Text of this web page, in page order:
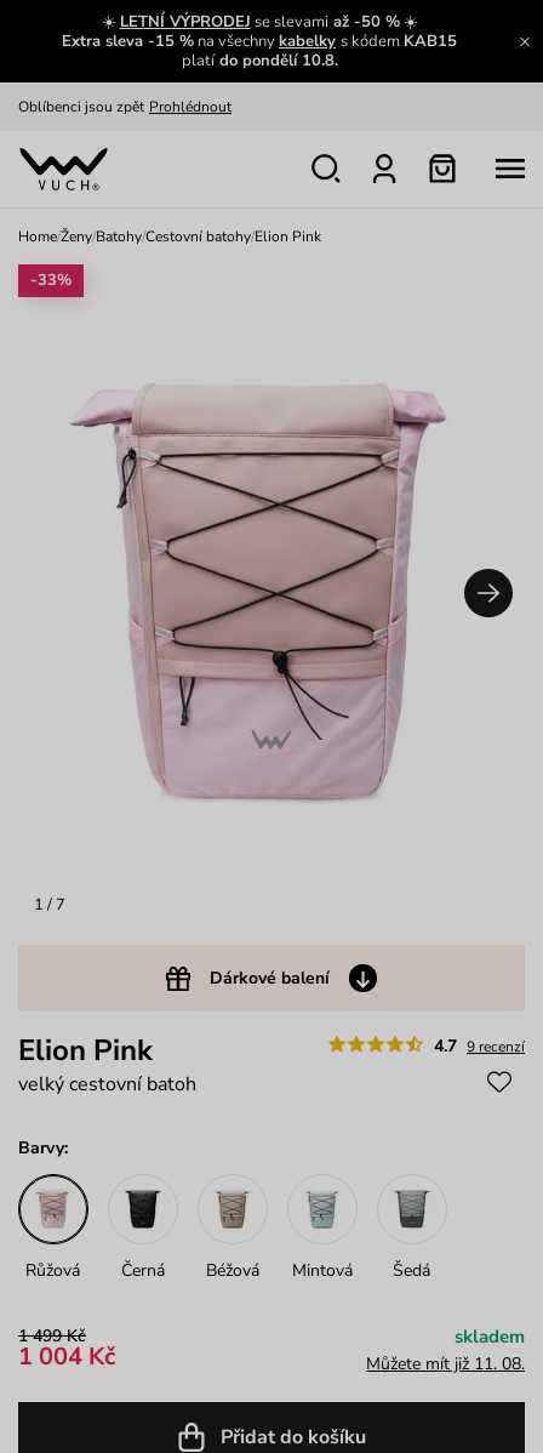
☀️ LETNÍ VÝPRODEJ se slevamiaž -50 %☀️
Extra sleva -15 % na všechnykabelky s kódem KAB15
platído pondělí 10.8.
Zajímavosti ze světa Vuch:
Zobrazit
Oblíbenci jsou zpět Prohlédnout
Nech se inspirovat
Home/Ženy/Batohy/Cestovní batohy/Elion Pink
1 / 7
Dárkové balení
-33%
4.7 9 recenzí
Elion Pink
velký cestovní batoh
Barvy:
Růžová Černá Béžová Mintová Šedá
1 499 Kč
1 004 Kč
skladem
Můžete mít již 11. 08.
Přidat do košíku